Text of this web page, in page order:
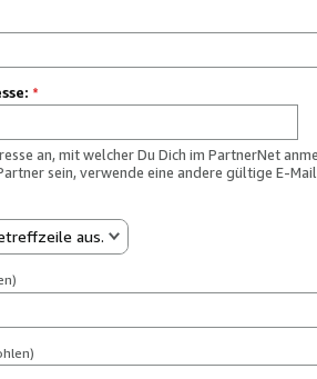
*
an, mit welcher Du Dich im PartnerNet
sein, verwende eine andere gültige E-
aus.